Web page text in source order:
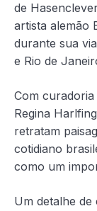
de
artista alemão
durante sua
e Rio de
Com
Regina
retratam
cotidiano
como um
Um detalhe de